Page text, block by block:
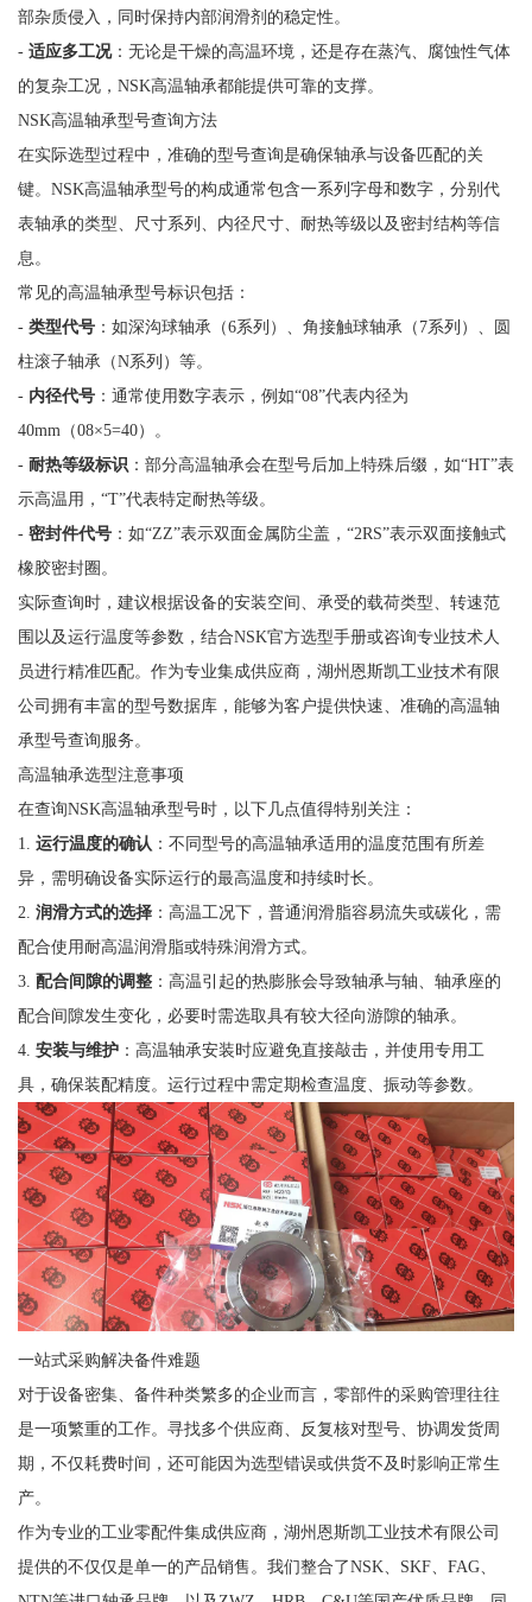
部杂质侵入，同时保持内部润滑剂的稳定性。
- 适应多工况：无论是干燥的高温环境，还是存在蒸汽、腐蚀性气体
的复杂工况，NSK高温轴承都能提供可靠的支撑。
NSK高温轴承型号查询方法
在实际选型过程中，准确的型号查询是确保轴承与设备匹配的关
键。NSK高温轴承型号的构成通常包含一系列字母和数字，分别代
表轴承的类型、尺寸系列、内径尺寸、耐热等级以及密封结构等信
息。
常见的高温轴承型号标识包括：
- 类型代号：如深沟球轴承（6系列）、角接触球轴承（7系列）、圆
柱滚子轴承（N系列）等。
- 内径代号：通常使用数字表示，例如“08”代表内径为
40mm（08×5=40）。
- 耐热等级标识 ：部分高温轴承会在型号后加上特殊后缀，如“HT”表
示高温用，“T”代表特定耐热等级。
- 密封件代号：如“ZZ”表示双面金属防尘盖，“2RS”表示双面接触式
橡胶密封圈。
实际查询时，建议根据设备的安装空间、承受的载荷类型、转速范
围以及运行温度等参数，结合NSK官方选型手册或咨询专业技术人
员进行精准匹配。作为专业集成供应商，湖州恩斯凯工业技术有限
公司拥有丰富的型号数据库，能够为客户提供快速、准确的高温轴
承型号查询服务。
高温轴承选型注意事项
在查询NSK高温轴承型号时，以下几点值得特别关注：
1. 运行温度的确认 ：不同型号的高温轴承适用的温度范围有所差
异，需明确设备实际运行的最高温度和持续时长。
2. 润滑方式的选择：高温工况下，普通润滑脂容易流失或碳化，需
配合使用耐高温润滑脂或特殊润滑方式。
3. 配合间隙的调整：高温引起的热膨胀会导致轴承与轴、轴承座的
配合间隙发生变化，必要时需选取具有较大径向游隙的轴承。
4. 安装与维护：高温轴承安装时应避免直接敲击，并使用专用工
具，确保装配精度。运行过程中需定期检查温度、振动等参数。
一站式采购解决备件难题
对于设备密集、备件种类繁多的企业而言，零部件的采购管理往往
是一项繁重的工作。寻找多个供应商、反复核对型号、协调发货周
期，不仅耗费时间，还可能因为选型错误或供货不及时影响正常生
产。
作为专业的工业零配件集成供应商，湖州恩斯凯工业技术有限公司
提供的不仅仅是单一的产品销售。我们整合了NSK、SKF、FAG、